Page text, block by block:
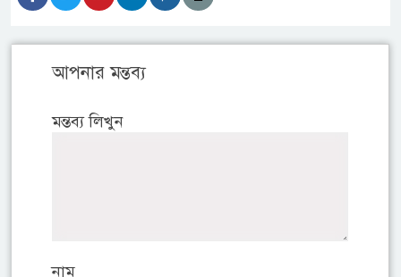
আপনার মন্তব্য
মন্তব্য লিখুন
নাম